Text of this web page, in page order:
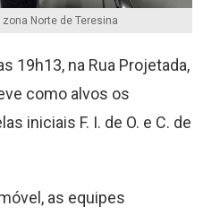
zona Norte de Teresina
19h13, na Rua Projetada,
como alvos os
iniciais F. I. de O. e C. de
as equipes